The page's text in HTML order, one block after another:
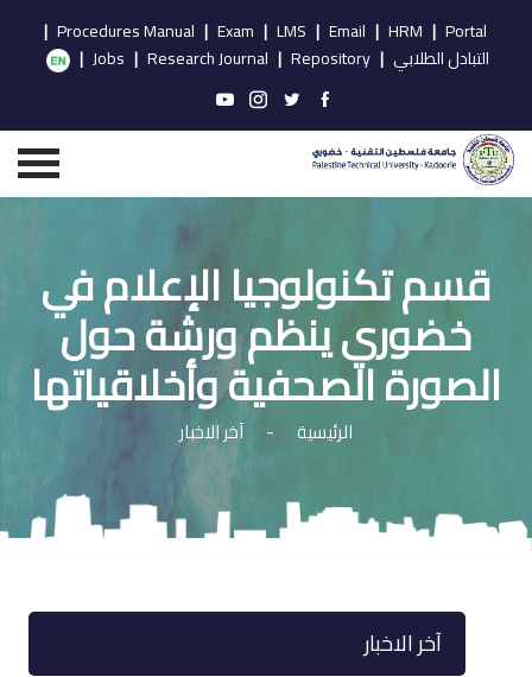
Portal
|
HRM
|
Email
|
LMS
|
Exam
|
Procedures Manual
|
التبادل الطلابي |
Repository
|
Research Journal
|
Jobs
|
قسم تكنولوجيا الإعلام في
خضوري ينظم ورشة حول
الصورة الصحفية وأخلاقياتها
الرئيسية - آخر الاخبار
آخر الاخبار